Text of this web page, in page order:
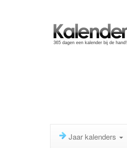
365 dagen een kalender bij de hand!
Jaar kalenders